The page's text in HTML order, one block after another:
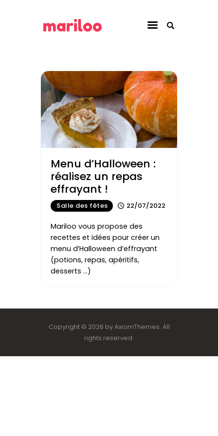
Blog Mariloo
Pour les
établissements
Pour les locataires
Menu d’Halloween :
réalisez un repas
effrayant !
Salle des fêtes 22/07/2022
Mariloo vous propose des
recettes et idées pour créer un
menu d’Halloween d’effrayant
(potions, repas, apéritifs,
desserts …)
Copyright © 2026 by AxiomThemes. All
rights reserved.